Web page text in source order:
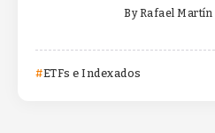
By Rafael Martín
ETFs e Indexados